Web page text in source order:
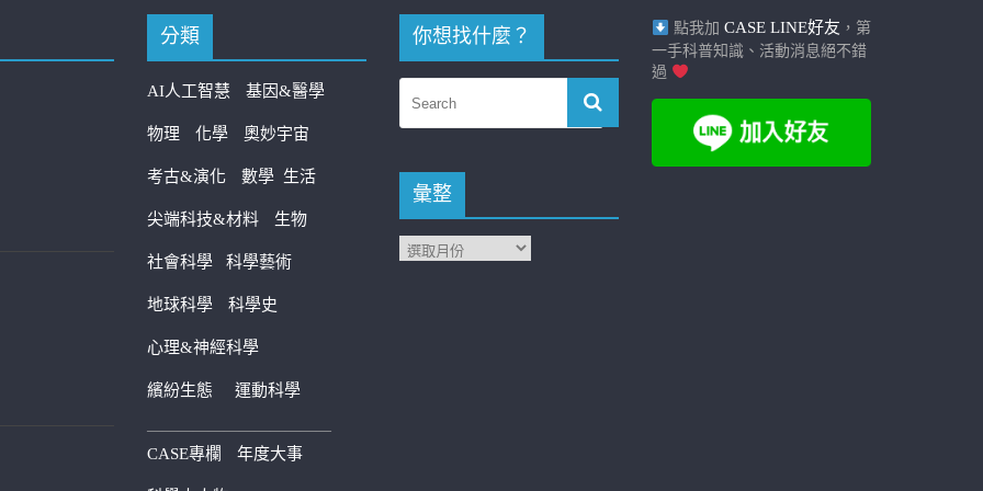
分類
AI人工智慧 基因&醫學
物理 化學 奧妙宇宙
考古&演化 數學 生活
尖端科技&材料 生物
社會科學 科學藝術
地球科學 科學史
心理&神經科學
繽紛生態 運動科學
————————————
CASE專欄 年度大事
你想找什麼？
彙整
點我加 CASE LINE好友 ，第
一手科普知識、活動消息絕不錯
過